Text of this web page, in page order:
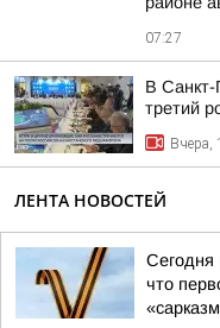
07:27
В Санкт-
третий
Вчера,
ЛЕНТА НОВОСТЕЙ
Сегодня
что